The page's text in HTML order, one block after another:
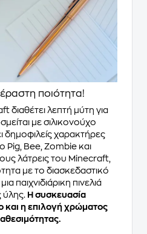
ποιότητα!
διαθέτει λεπτή μύτη για
με σιλικονούχο
δημοφιλείς χαρακτήρες
Pig, Bee, Zombie και
λάτρεις του Minecraft,
με το διασκεδαστικό
παιχνιδιάρικη πινελιά
ύλης. Η συσκευασία
και η επιλογή χρώματος